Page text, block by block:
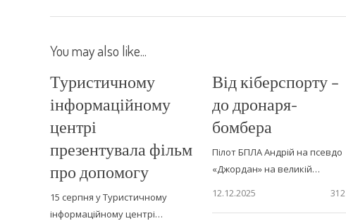
You may also like...
Туристичному
інформаційному
центрі
презентувала фільм
про допомогу
15 серпня у Туристичному
інформаційному центрі…
Від кіберспорту –
до дронаря-
бомбера
Пілот БПЛА Андрій на псевдо
«Джордан» на великій…
12.12.2025
312